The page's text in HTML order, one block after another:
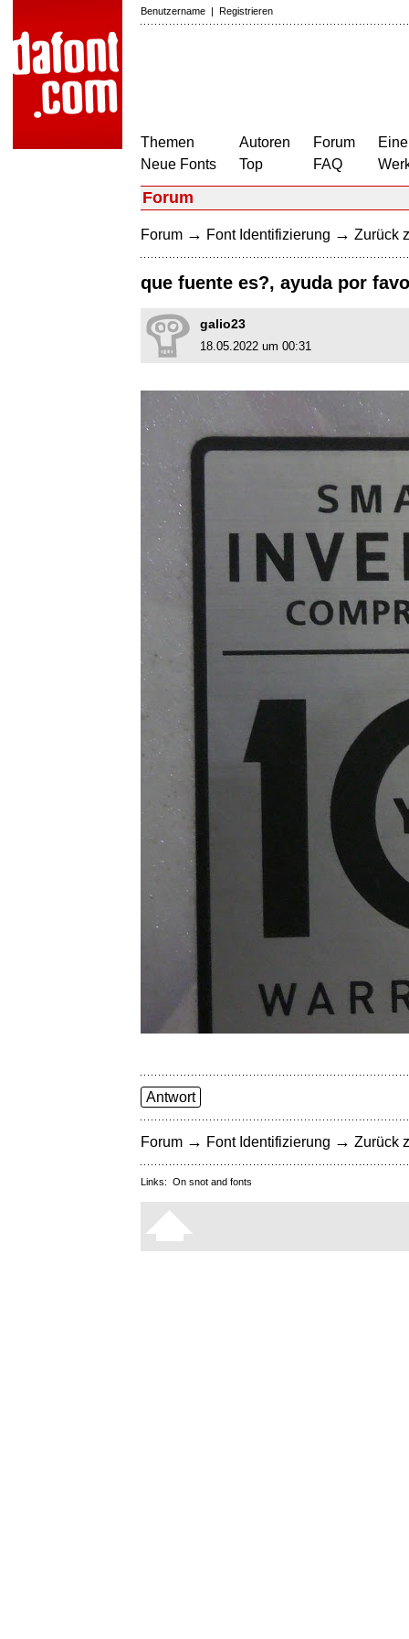
Benutzername | Registrieren
Themen
Neue Fonts
Autoren
Top
Forum
FAQ
Forum
Forum → Font Identifizierung → Zurück
que fuente es?, ayuda por
galio23
18.05.2022 um 00:31
Antwort
Forum → Font Identifizierung → Zurück
Links: On snot and fonts